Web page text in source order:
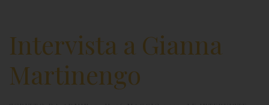
Intervista a Gianna
Martinengo